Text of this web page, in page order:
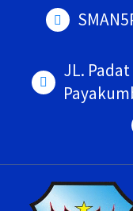
JL.